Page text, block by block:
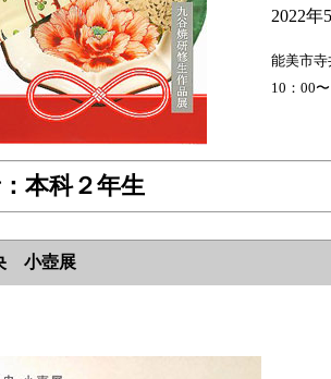
2022年
能美市寺
10：00
本科２年生
小壺展